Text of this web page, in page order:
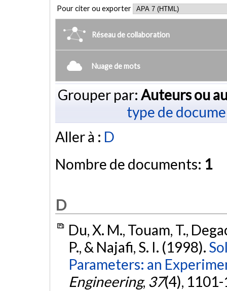
Pour citer ou exporter
Réseau de collaboration
Nuage de mots
Grouper par: Auteurs ou
type de
Aller à : D
Nombre de documents: 1
D
Du, X. M., Touam, T.,
P., & Najafi, S. I. (1998).
Parameters: an
Engineering, 37(4),